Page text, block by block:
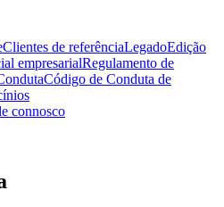
Clientes de referênciaLegadoEdição
empresarialRegulamento de
Código de Conduta de
connosco